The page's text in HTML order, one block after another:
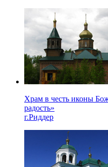
Храм в честь иконы
радость»
г.Риддер